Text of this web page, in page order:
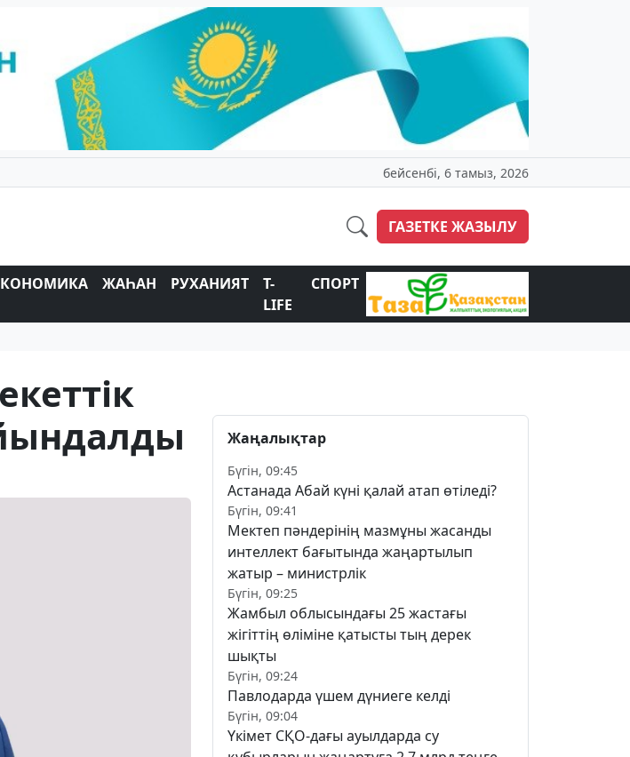
бейсенбі, 6 тамыз, 2026
ГАЗЕТКЕ ЖАЗЫЛУ
ЖАҺАН РУХАНИЯТ
T-
LIFE
СПОРТ
Жаңалықтар
Бүгін, 09:45
Астанада Абай күні қалай атап өтіледі?
Бүгін, 09:41
Мектеп пәндерінің мазмұны жасанды
интеллект бағытында жаңартылып
жатыр – министрлік
Бүгін, 09:25
Жамбыл облысындағы 25 жастағы
жігіттің өліміне қатысты тың дерек
шықты
Бүгін, 09:24
Павлодарда үшем дүниеге келді
Бүгін, 09:04
Үкімет СҚО-дағы ауылдарда су